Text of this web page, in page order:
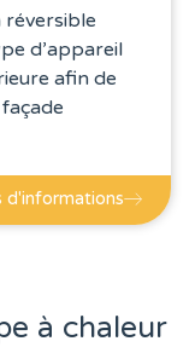
réversible
d’appareil
afin de
d'informations
à chaleur